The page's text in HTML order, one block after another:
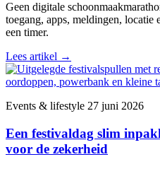
Geen digitale
toegang, apps, meldingen, locatie
een timer.
Lees artikel →
Events & lifestyle 27 juni 2026
Een festivaldag slim
voor de zekerheid